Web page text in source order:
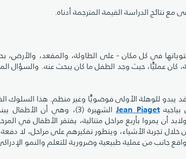
في كل مكان - على الطاولة، والمقعد، والأرض،
عمليًّا، حيث وجد الطفل ما كان يبحث عنه. والسؤال
وقد يبدو للوهلة الأولى فوضويًّا وغير منظم. هذا
Jean Piaget
الشهيرة (3)، وهي أن
أن يمروا بأربع مراحل متتالية، يفتقر الأطفال في
تجربة الأشياء، ويتطور تفكيرهم على مراحل، لا
جانب من عملية طبيعية وضرورية للتعلم والنمو